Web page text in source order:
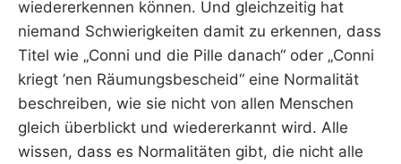
wiedererkennen können. Und gleichzeitig hat
niemand Schwierigkeiten damit zu erkennen, dass
Titel wie „Conni und die Pille danach“ oder „Conni
kriegt ’nen Räumungsbescheid“ eine Normalität
beschreiben, wie sie nicht von allen Menschen
gleich überblickt und wiedererkannt wird. Alle
wissen, dass es Normalitäten gibt, die nicht alle